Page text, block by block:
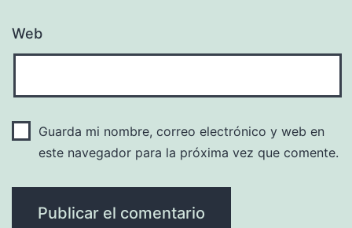
Web
Guarda mi nombre, correo electrónico y web en
este navegador para la próxima vez que comente.